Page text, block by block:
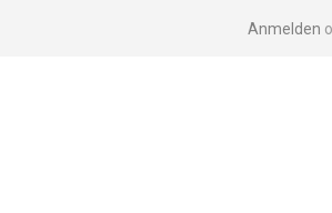
Anmelden